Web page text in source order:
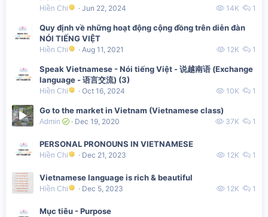
Hiền Chi Jun 22, 2024 14K 1
Quy định về những hoạt động cộng đồng trên diễn đàn
NÓI TIẾNG VIỆT
Hiền Chi Aug 11, 2021 12K 1
Speak Vietnamese - Nói tiếng Việt - 说越南语 (Exchange
language - 语言交流) (3)
Hiền Chi Oct 16, 2024 10K 1
Go to the market in Vietnam (Vietnamese class)
Admin Dec 19, 2020 37K 1
PERSONAL PRONOUNS IN VIETNAMESE
Hiền Chi Dec 21, 2023 12K 1
Vietnamese language is rich & beautiful
Hiền Chi Dec 5, 2023 12K 1
Mục tiêu - Purpose